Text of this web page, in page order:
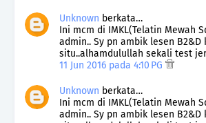
Unknown berkata…
Ini mcm di IMKL(Telatin Mewah
admin.. Sy pn ambik lesen B2&D
situ..alhamdulullah sekali test
11 Jun 2016 pada 4:10 PG
Unknown berkata…
Ini mcm di IMKL(Telatin Mewah
admin.. Sy pn ambik lesen B2&D